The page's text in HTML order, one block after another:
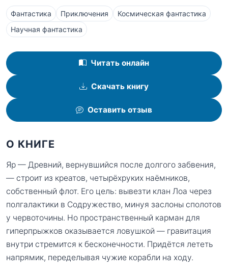
Фантастика Приключения
Космическая фантастика
Научная фантастика
Читать онлайн
Скачать книгу
Оставить отзыв
О КНИГЕ
Яр — Древний, вернувшийся после долгого забвения,
— строит из креатов, четырёхруких наёмников,
собственный флот. Его цель: вывезти клан Лоа через
полгалактики в Содружество, минуя заслоны сполотов
у червоточины. Но пространственный карман для
гиперпрыжков оказывается ловушкой — гравитация
внутри стремится к бесконечности. Придётся лететь
напрямик, переделывая чужие корабли на ходу.